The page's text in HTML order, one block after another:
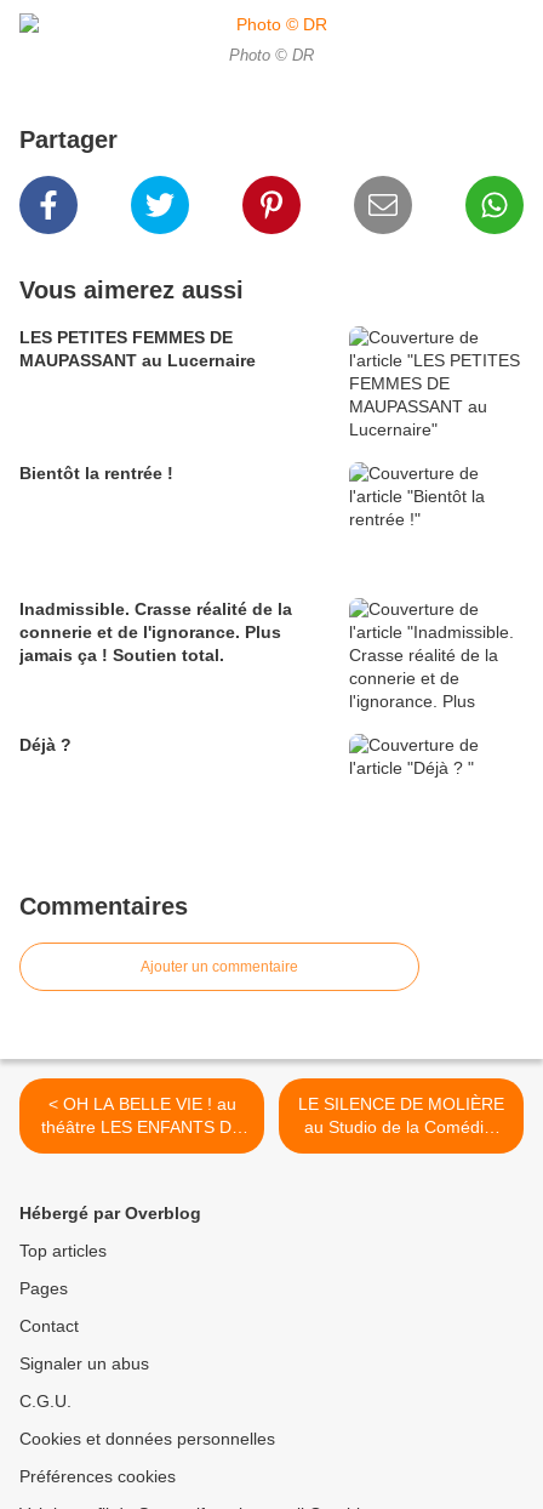
Photo © DR
Partager
Vous aimerez aussi
LES PETITES FEMMES DE
MAUPASSANT au Lucernaire
Bientôt la rentrée !
Inadmissible. Crasse réalité de la
connerie et de l'ignorance. Plus
jamais ça ! Soutien total.
Déjà ?
Commentaires
Ajouter un commentaire
< OH LA BELLE VIE ! au
théâtre LES ENFANTS DU
PARADIS
LE SILENCE DE MOLIÈRE
au Studio de la Comédie-
Française >
Hébergé par Overblog
Top articles
Pages
Contact
Signaler un abus
C.G.U.
Cookies et données personnelles
Préférences cookies